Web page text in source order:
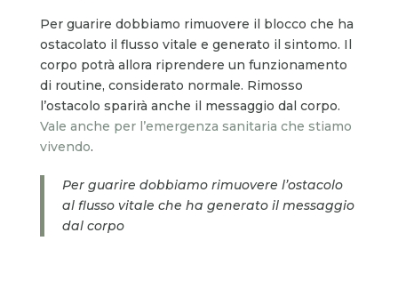
Per guarire dobbiamo rimuovere il blocco che ha
ostacolato il flusso vitale e generato il sintomo. Il
corpo potrà allora riprendere un funzionamento
di routine, considerato normale. Rimosso
l’ostacolo sparirà anche il messaggio dal corpo.
Vale anche per l’emergenza sanitaria che stiamo
vivendo.
Per guarire dobbiamo rimuovere l’ostacolo
al flusso vitale che ha generato il messaggio
dal corpo